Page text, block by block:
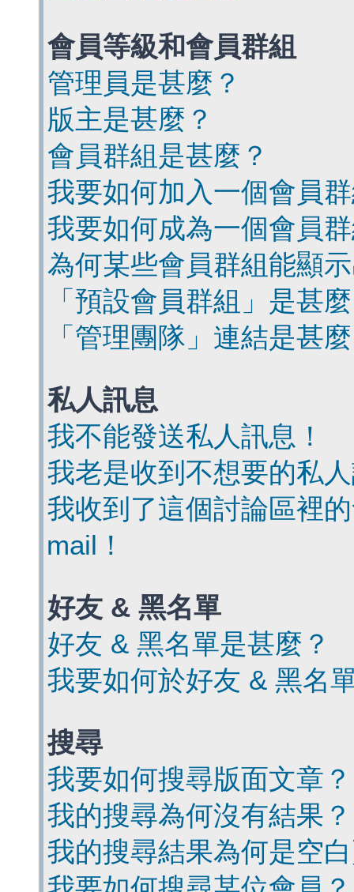
會員等級和會員群組
管理員是甚麼？
版主是甚麼？
會員群組是甚麼？
我要如何加入一個會員
我要如何成為一個會員
為何某些會員群組能顯
「預設會員群組」是甚
「管理團隊」連結是甚
私人訊息
我不能發送私人訊息！
我老是收到不想要的私
我收到了這個討論區裡
mail！
好友 & 黑名單
好友 & 黑名單是甚麼？
我要如何於好友 & 黑名
搜尋
我要如何搜尋版面文章？
我的搜尋為何沒有結果？
我的搜尋結果為何是空